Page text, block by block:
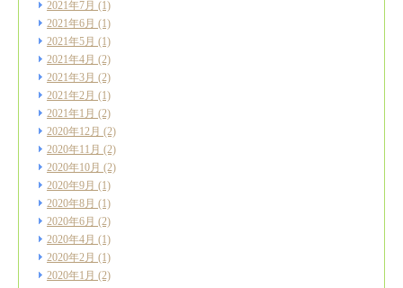
2021年7月 (1)
2021年6月 (1)
2021年5月 (1)
2021年4月 (2)
2021年3月 (2)
2021年2月 (1)
2021年1月 (2)
2020年12月 (2)
2020年11月 (2)
2020年10月 (2)
2020年9月 (1)
2020年8月 (1)
2020年6月 (2)
2020年4月 (1)
2020年2月 (1)
2020年1月 (2)